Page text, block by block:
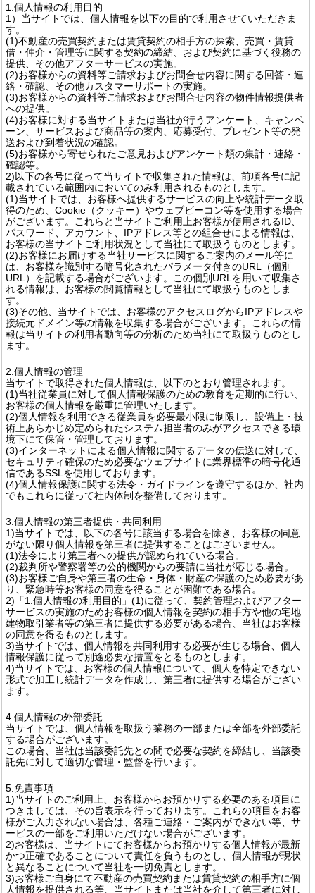
1.個人情報の利用目的
1）当サイトでは、個人情報を以下の目的で利用させていただきま
す。
(1)不動産の売買契約または賃貸契約の相手方の探索、売買・賃貸
借・仲介・管理等に関する契約の締結、および契約に基づく役務の
提供、その他アフターサービスの実施。
(2)お客様からの資料等ご請求およびお問合せ内容に関する回答・連
絡・確認、その他カスタマーサポートの実施。
(3)お客様からの資料等ご請求およびお問合せ内容の物件情報提供者
への提供。
(4)お客様に対する当サイトまたは当社が行うアンケート、キャンペ
ーン、サービスおよび商品等の案内、応募受付、プレゼント等の発
送および到着状況の確認。
(5)お客様から寄せられたご意見およびアンケート類の集計・連絡・
確認等。
2)以下の各号に従って当サイトで収集された情報は、前項各号に記
載されている範囲内においてのみ利用されるものとします。
(1)当サイトでは、お客様へ提供するサービスの向上や統計データ取
得のため、Cookie（クッキー）やウェブビーコン等を使用する場合
がございます。これらと当サイトご利用上お客様が使用されるID、
パスワード、アカウント、IPアドレス等との組合せによる情報は、
お客様の当サイトご利用状況として当社にて取扱うものとします。
(2)お客様にお届けする当社サービスに関するご案内のメール等に
は、お客様を識別する暗号化されたパラメータ付きのURL（個別
URL）を記載する場合がございます。この個別URLを用いて収集さ
れる情報は、お客様の閲覧情報として当社にて取扱うものとしま
す。
(3)その他、当サイトでは、お客様のアクセスログからIPアドレスや
接続元ドメイン等の情報を収集する場合がございます。これらの情
報は当サイトの利用者動向等の分析のため当社にて取扱うものとし
ます。
2.個人情報の管理
当サイトで取得された個人情報は、以下のとおり管理されます。
(1)当社従業員に対して個人情報保護のための教育を定期的に行い、
お客様の個人情報を厳重に管理いたします。
(2)個人情報を利用できる従業員を必要最小限に制限し、設備上・技
術上あらかじめ定められたシステム担当者のみがアクセスできる環
境下にて保管・管理しております。
(3)インターネットによる個人情報に関するデータの伝送に対して、
セキュリティ確保のため必要なウェブサイトに業界標準の暗号化通
信であるSSLを使用しております。
(4)個人情報保護に関する法令・ガイドラインを遵守するほか、社内
でもこれらに従って社内体制を整備しております。
3.個人情報の第三者提供・共同利用
1)当サイトでは、以下の各号に該当する場合を除き、お客様の同意
がない限り個人情報を第三者に提供することはございません。
(1)法令により第三者への提供が認められている場合。
(2)裁判所や警察署等の公的機関からの要請に当社が応じる場合。
(3)お客様ご自身や第三者の生命・身体・財産の保護のため必要があ
り、緊急時等お客様の同意を得ることが困難である場合。
2)「1.個人情報の利用目的」(1)に従って、契約管理およびアフター
サービスの実施のためお客様の個人情報を契約の相手方や他の宅地
建物取引業者等の第三者に提供する必要がある場合、当社はお客様
の同意を得るものとします。
3)当サイトでは、個人情報を共同利用する必要が生じる場合、個人
情報保護に従って別途必要な措置をとるものとします。
4)当サイトでは、お客様の個人情報について、個人を特定できない
形式で加工し統計データを作成し、第三者に提供する場合がござい
ます。
4.個人情報の外部委託
当サイトでは、個人情報を取扱う業務の一部または全部を外部委託
する場合がございます。
この場合、当社は当該委託先との間で必要な契約を締結し、当該委
託先に対して適切な管理・監督を行います。
5.免責事項
1)当サイトのご利用上、お客様からお預かりする必要のある項目に
つきましては、その旨表示を行っております。これらの項目をお客
様がご入力されない場合は、各種ご連絡・ご案内ができない等、サ
ービスの一部をご利用いただけない場合がございます。
2)お客様は、当サイトにてお客様からお預かりする個人情報が最新
かつ正確であることについて責任を負うものとし、個人情報が現状
と異なることについて当社を一切免責とします。
3)お客様ご自身にて不動産の売買契約または賃貸契約の相手方に個
人情報を提供される等、当サイトまたは当社を介して第三者に対し